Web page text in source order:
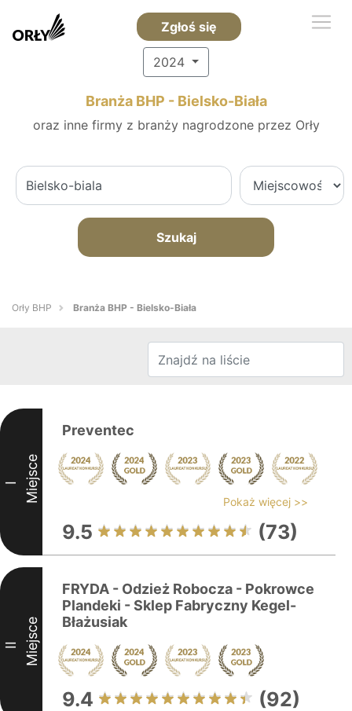
Zgłoś się
2024
Branża BHP - Bielsko-Biała
oraz inne firmy z branży nagrodzone przez Orły
Szukaj
Orły BHP Branża BHP - Bielsko-Biała
I Miejsce
Preventec
Pokaż więcej >>
9.5 (73)
II Miejsce
FRYDA - Odzież Robocza - Pokrowce
Plandeki - Sklep Fabryczny Kegel-
Błażusiak
9.4 (92)